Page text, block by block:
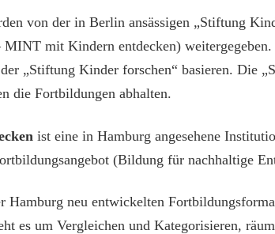
von der in Berlin ansässigen „Stiftung
mit Kindern entdecken)
„Stiftung Kinder forschen“ basieren. Die
die Fortbildungen abhalten.
ist eine in Hamburg angesehene
(Bildung für nachhaltige
Hamburg neu entwickelten
es um Vergleichen und Kategorisieren,